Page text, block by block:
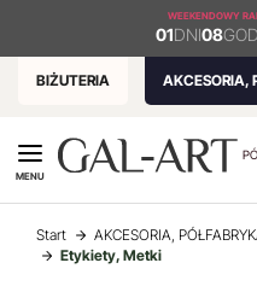
WEEKENDOWY
01DNI08
BIŻUTERIA AKCESORIA,
MENU
Start AKCESORIA,
Etykiety, Metki